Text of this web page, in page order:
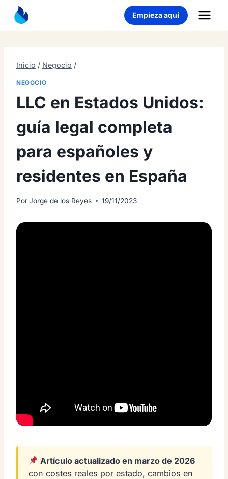
Saltar
Empieza aquí
Inicio / Negocio /
NEGOCIO
LLC en Estados Unidos:
guía legal completa
para españoles y
residentes en España
PorJorge de los Reyes 19/11/2023
Artículo actualizado en marzo de 2026
con costes reales por estado, cambios en